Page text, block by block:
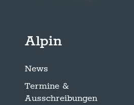
Alpin
News
Termine &
Ausschreibungen